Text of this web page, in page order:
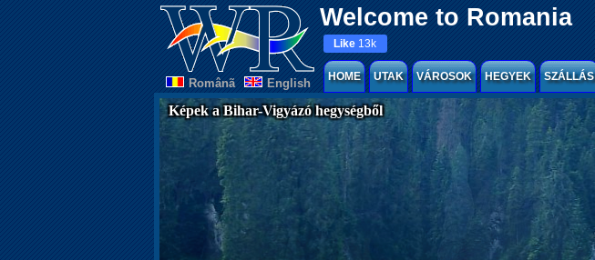
Welcome to Romania
Românã English
Like 13k
HOME UTAK VÁROSOK HEGYEK SZÁLLÁS
Képek a Bihar-Vigyázó hegységből